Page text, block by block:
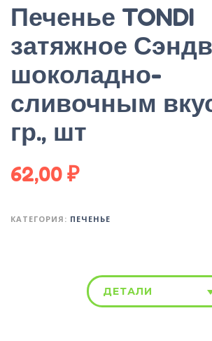
Печенье TONDI
затяжное
шоколадно-
сливочным
гр., шт
62,00₽
КАТЕГОРИЯ: ПЕЧЕНЬЕ
ДЕТАЛИ